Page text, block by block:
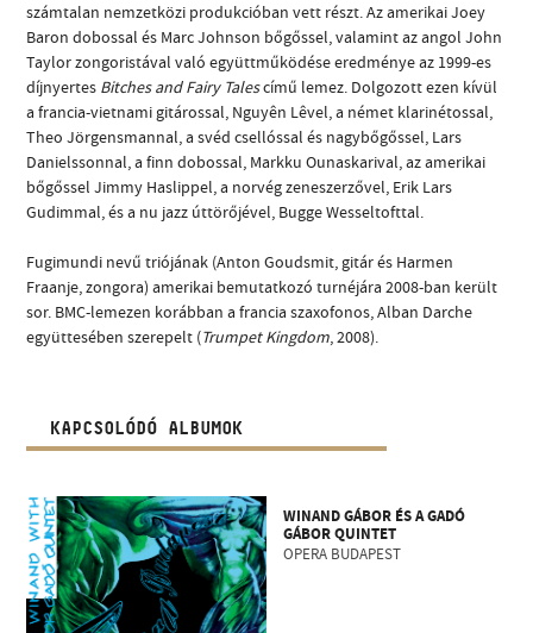
számtalan nemzetközi produkcióban vett részt. Az amerikai Joey
Baron dobossal és Marc Johnson bőgőssel, valamint az angol John
Taylor zongoristával való együttműködése eredménye az 1999-es
díjnyertes Bitches and Fairy Talescímű lemez. Dolgozott ezen kívül
a francia-vietnami gitárossal, Nguyên Lêvel, a német klarinétossal,
Theo Jörgensmannal, a svéd csellóssal és nagybőgőssel, Lars
Danielssonnal, a finn dobossal, Markku Ounaskarival, az amerikai
bőgőssel Jimmy Haslippel, a norvég zeneszerzővel, Erik Lars
Gudimmal, és a nu jazz úttörőjével, Bugge Wesseltofttal.
Fugimundi nevű triójának (Anton Goudsmit, gitár és Harmen
Fraanje, zongora) amerikai bemutatkozó turnéjára 2008-ban került
sor. BMC-lemezen korábban a francia szaxofonos, Alban Darche
együttesében szerepelt (Trumpet Kingdom, 2008).
KAPCSOLÓDÓ ALBUMOK
WINAND GÁBOR ÉS A GADÓ
GÁBOR QUINTET
OPERA BUDAPEST